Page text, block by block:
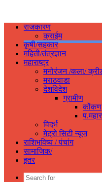
राजकारण
क्राईम
कृषी/सहकार
महिती/तंत्रज्ञान
महाराष्ट्र
मनोरंजन /कला/
मराठवाडा
देशविदेश
ग्रामीण
कोंकण
विदर्भ
मेट्रो सिटी न्यूज
राशिभविष्य / पंचांग
सामाजिक/
इतर